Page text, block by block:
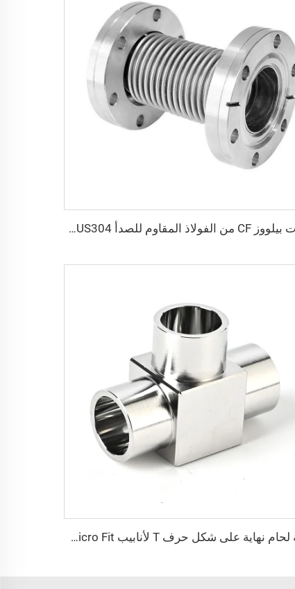
وصلات بيلووز CF من الفولاذ المقاوم للصدأ SUS304 وSUS316L مزورة، أنبوب مرن CF16/CF35/CF63، خرطوم بيلووز مرن للفراغ العالي، وصلة شفة ثابتة أو قابلة للدوران
وصلة لحام نهاية على شكل حرف T لأنابيب Micro Fit عالية النقاء، وصلات لحام على شكل حرف T من الفولاذ المقاوم للصدأ فائقة النقاء، وصلات لحام دقيقة من النوع T من الفولاذ المقاوم للصدأ SS316L